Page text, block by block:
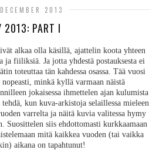
2013
2013: PART I
alkaa olla käsillä, ajattelin koota yhteen
ja fiiliksiä. Ja jotta yhdestä postauksesta ei
toteuttaa tän kahdessa osassa. Tää vuosi
minkä kyllä varmaan näistä
jokaisessa ihmettelen ajan kulumista
kun kuva-arkistoja selaillessa mieleen
varrelta ja näitä kuvia valitessa hymy
siis ehdottomasti kurkkaamaan
mitä kaikkea vuoden (tai vaikka
aikana on tapahtunut!